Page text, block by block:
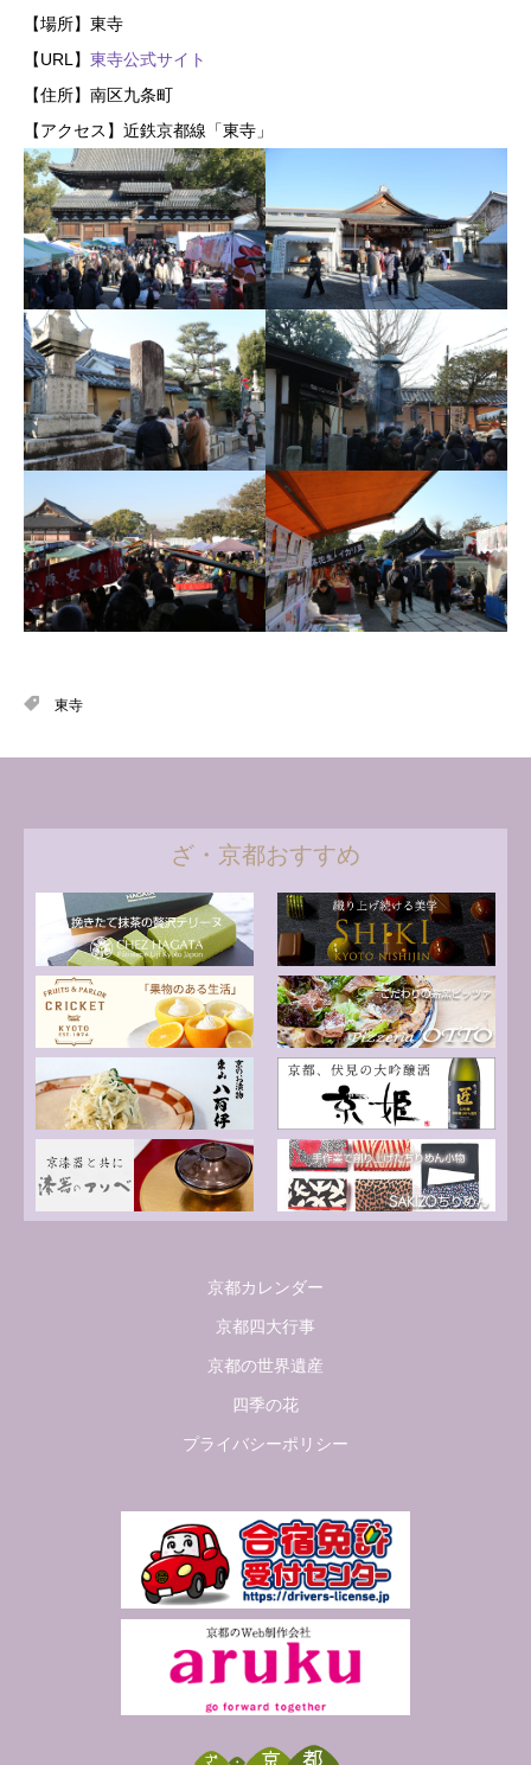
【場所】東寺
【URL】 東寺公式サイト
【住所】南区九条町
【アクセス】近鉄京都線「東寺」
東寺
ざ・京都おすすめ
京都カレンダー
京都四大行事
京都の世界遺産
四季の花
プライバシーポリシー